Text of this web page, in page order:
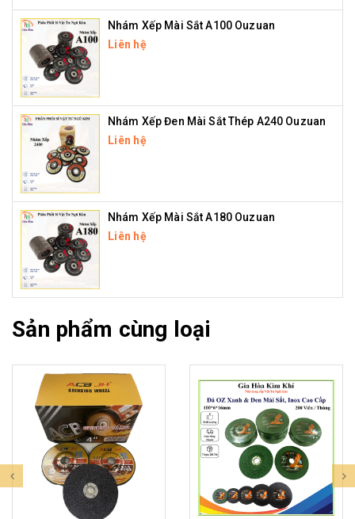
Nhám Xếp Mài Sắt A100 Ouzuan
Liên hệ
Nhám Xếp Đen Mài Sắt Thép A240 Ouzuan
Liên hệ
Nhám Xếp Mài Sắt A180 Ouzuan
Liên hệ
Sản phẩm cùng loại